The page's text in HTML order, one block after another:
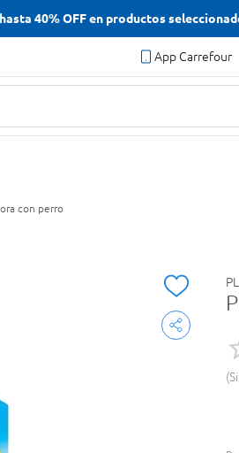
hasta 40% OFF en productos
App Carrefour
con perro